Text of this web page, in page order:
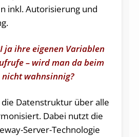
inkl. Autorisierung und
ja ihre eigenen Variablen
– wird man da beim
wahnsinnig?
Datenstruktur über alle
Dabei nutzt die
Server-Technologie